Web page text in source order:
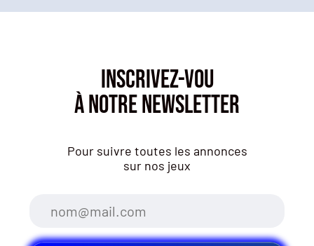
INSCRIVEZ-VOU
À NOTRE NEWSLETTER
Pour suivre toutes les annonces
sur nos jeux